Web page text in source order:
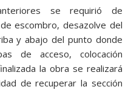
se requirió de
escombro, desazolve del
y abajo del punto donde
de acceso, colocación
la obra se realizará
de recuperar la sección